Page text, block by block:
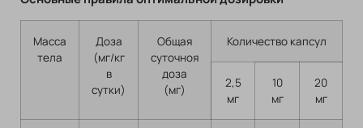
Масса
тела
Доза
(мг/кг
в
сутки)
Общая
суточноя
доза
(мг)
Количество капсул
2,5
мг
10
мг
20
мг